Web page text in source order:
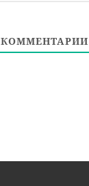
КОММЕНТАРИИ